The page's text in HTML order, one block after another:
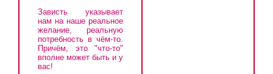
Зависть указывает
нам на наше реальное
желание, реальную
потребность в чём-то.
Причём, это "что-то"
вполне может быть и у
вас!